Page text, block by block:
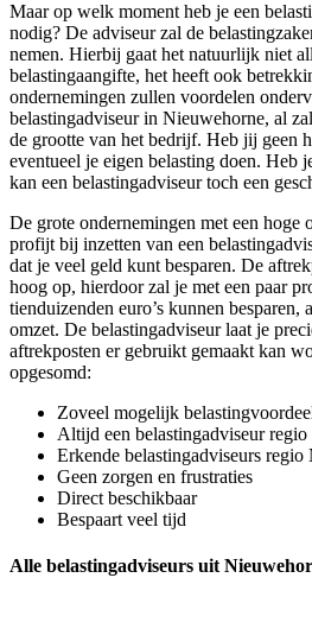
Maar op welk moment heb je een
nodig? De adviseur zal de
nemen. Hierbij gaat het natuurlijk niet
belastingaangifte, het heeft ook
ondernemingen zullen voordelen
belastingadviseur in Nieuwehorne, al
de grootte van het bedrijf. Heb jij geen
eventueel je eigen belasting doen. Heb
kan een belastingadviseur toch een
De grote ondernemingen met een hoge
profijt bij inzetten van een
dat je veel geld kunt besparen. De
hoog op, hierdoor zal je met een paar
tienduizenden euro’s kunnen
omzet. De belastingadviseur laat je
aftrekposten er gebruikt gemaakt kan
opgesomd:
Zoveel mogelijk
Altijd een belastingadviseur
Erkende belastingadviseurs regio
Geen zorgen en frustraties
Direct beschikbaar
Bespaart veel tijd
Alle belastingadviseurs uit